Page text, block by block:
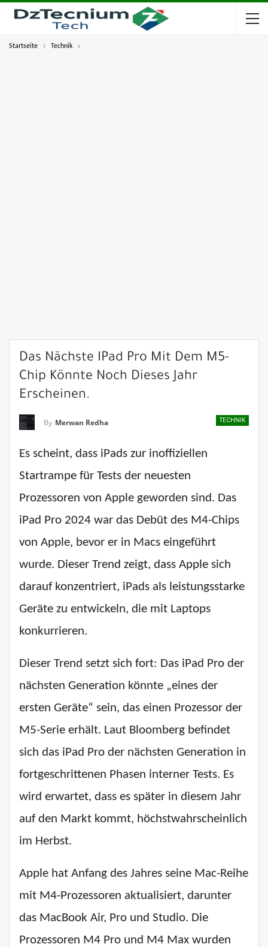
Startseite Technik
Das Nächste IPad Pro Mit Dem M5-
Chip Könnte Noch Dieses Jahr
Erscheinen.
TECHNIK
By Merwan Redha
Es scheint, dass iPads zur inoffiziellen
Startrampe für Tests der neuesten
Prozessoren von Apple geworden sind. Das
iPad Pro 2024 war das Debüt des M4-Chips
von Apple, bevor er in Macs eingeführt
wurde. Dieser Trend zeigt, dass Apple sich
darauf konzentriert, iPads als leistungsstarke
Geräte zu entwickeln, die mit Laptops
konkurrieren.
Dieser Trend setzt sich fort: Das iPad Pro der
nächsten Generation könnte „eines der
ersten Geräte“ sein, das einen Prozessor der
M5-Serie erhält. Laut Bloomberg befindet
sich das iPad Pro der nächsten Generation in
fortgeschrittenen Phasen interner Tests. Es
wird erwartet, dass es später in diesem Jahr
auf den Markt kommt, höchstwahrscheinlich
im Herbst.
Apple hat Anfang des Jahres seine Mac-Reihe
mit M4-Prozessoren aktualisiert, darunter
das MacBook Air, Pro und Studio. Die
Prozessoren M4 Pro und M4 Max wurden